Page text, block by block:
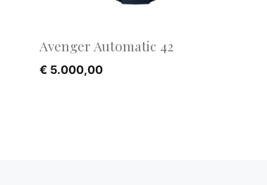
Avenger Automatic 42
€ 5.000,00